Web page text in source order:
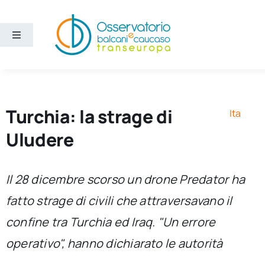
contenuto
Toggle
Ricerca e divulgazione
Sezioni
Chi siamo
Turchia: la strage di
Uludere
Ita
Il 28 dicembre scorso un drone Predator ha
fatto strage di civili che attraversavano il
confine tra Turchia ed Iraq. "Un errore
operativo", hanno dichiarato le autorità